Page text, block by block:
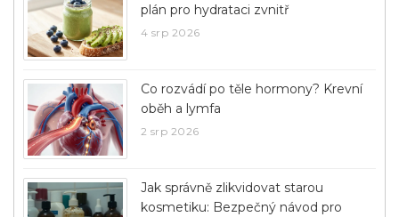
plán pro hydrataci zvnitř
4 srp 2026
Co rozvádí po těle hormony? Krevní
oběh a lymfa
2 srp 2026
Jak správně zlikvidovat starou
kosmetiku: Bezpečný návod pro